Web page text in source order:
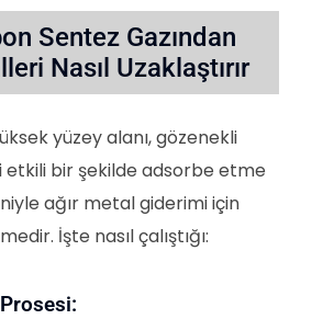
Sentez Gazından
Nasıl Uzaklaştırır
yüzey alanı, gözenekli
etkili bir şekilde adsorbe etme
ağır metal giderimi için
İşte nasıl çalıştığı: